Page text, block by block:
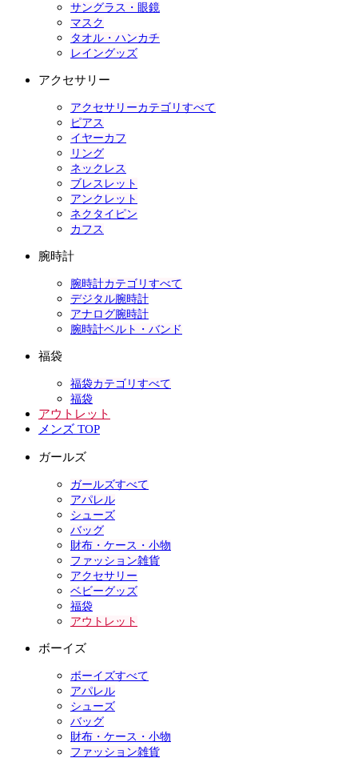
サングラス・眼鏡
マスク
タオル・ハンカチ
レイングッズ
アクセサリー
アクセサリーカテゴリすべて
ピアス
イヤーカフ
リング
ネックレス
ブレスレット
アンクレット
ネクタイピン
カフス
腕時計
腕時計カテゴリすべて
デジタル腕時計
アナログ腕時計
腕時計ベルト・バンド
福袋
福袋カテゴリすべて
福袋
アウトレット
メンズ TOP
ガールズ
ガールズすべて
アパレル
シューズ
バッグ
財布・ケース・小物
ファッション雑貨
アクセサリー
ベビーグッズ
福袋
アウトレット
ボーイズ
ボーイズすべて
アパレル
シューズ
バッグ
財布・ケース・小物
ファッション雑貨